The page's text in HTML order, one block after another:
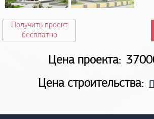
Получить проект
бесплатно
Цена проекта:
Цена строительства: